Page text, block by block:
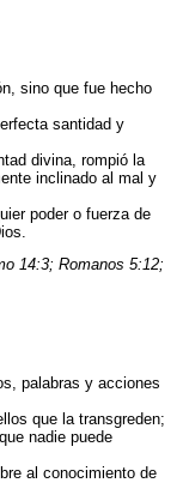
sino que fue hecho
santidad y
divina, rompió la
inclinado al mal y
poder o fuerza de
14:3; Romanos 5:12;
palabras y acciones
que la transgreden;
nadie puede
al conocimiento de